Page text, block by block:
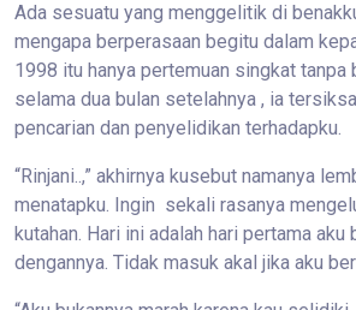
Ada sesuatu yang menggelitik di
mengapa berperasaan begitu dalam
1998 itu hanya pertemuan singkat tanpa
selama dua bulan setelahnya , ia
pencarian dan penyelidikan terhadapku.
“Rinjani..,” akhirnya kusebut namanya
menatapku. Ingin sekali rasanya
kutahan. Hari ini adalah hari pertama aku
dengannya. Tidak masuk akal jika aku